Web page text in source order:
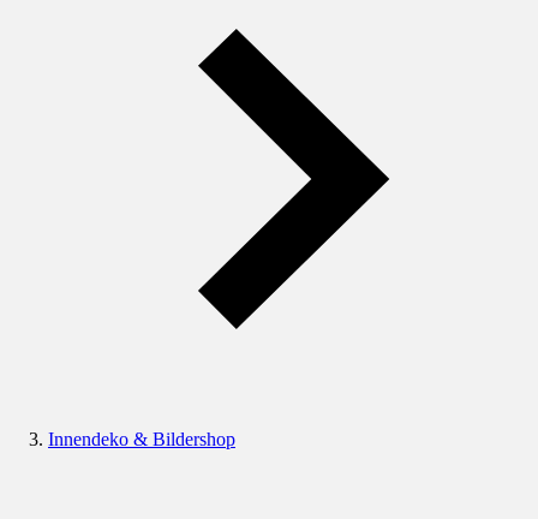
Innendeko & Bildershop